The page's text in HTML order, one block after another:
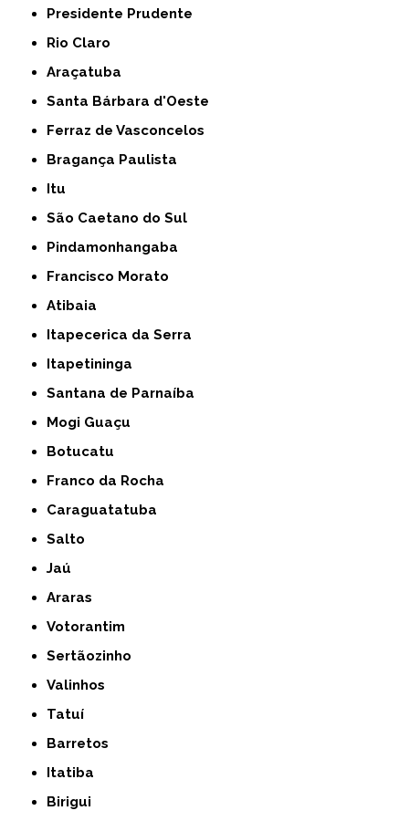
Presidente Prudente
Rio Claro
Araçatuba
Santa Bárbara d'Oeste
Ferraz de Vasconcelos
Bragança Paulista
Itu
São Caetano do Sul
Pindamonhangaba
Francisco Morato
Atibaia
Itapecerica da Serra
Itapetininga
Santana de Parnaíba
Mogi Guaçu
Botucatu
Franco da Rocha
Caraguatatuba
Salto
Jaú
Araras
Votorantim
Sertãozinho
Valinhos
Tatuí
Barretos
Itatiba
Birigui